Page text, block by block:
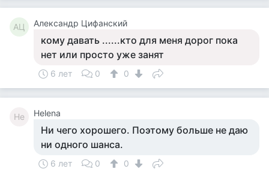
АЦ Александр Цифанский
кому давать ......кто для меня дорог пока
нет или просто уже занят
6 лет 0 0
He Helena
Ни чего хорошего. Поэтому больше не даю
ни одного шанса.
6 лет 0 0